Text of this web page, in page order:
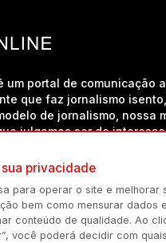
um portal de comunicação
que faz jornalismo
de jornalismo, nossa
julgamos ser de
para o desenvolvimento
se em nosso canal no
privacidade
para operar o site e melhorar
bem como mensurar dados
conteúdo de qualidade. Ao
você poderá decidir com